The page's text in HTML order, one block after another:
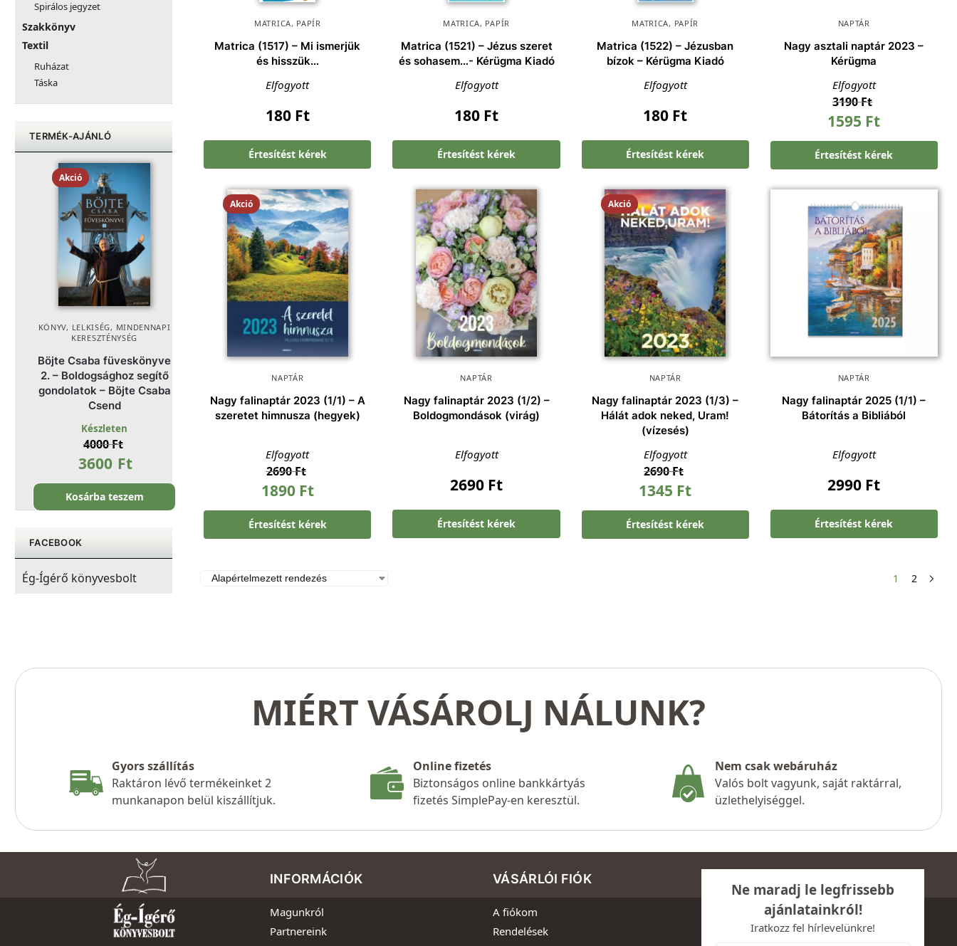
MATRICA, PAPÍR
Matrica (1517) – Mi ismerjük
és hisszük…
Elfogyott
180 Ft
Értesítést kérek
MATRICA, PAPÍR
Matrica (1521) – Jézus szeret
és sohasem…- Kérügma Kiadó
Elfogyott
180 Ft
Értesítést kérek
MATRICA, PAPÍR
Matrica (1522) – Jézusban
bízok – Kérügma Kiadó
Elfogyott
180 Ft
Értesítést kérek
NAPTÁR
Nagy asztali naptár 2023 –
Kérügma
Elfogyott
3190Ft
1595 Ft
Értesítést kérek
Akció
NAPTÁR
Nagy falinaptár 2023 (1/1) – A
szeretet himnusza (hegyek)
Elfogyott
2690Ft
1890 Ft
Értesítést kérek
NAPTÁR
Nagy falinaptár 2023 (1/2) –
Boldogmondások (virág)
Elfogyott
2690 Ft
Értesítést kérek
Akció
NAPTÁR
Nagy falinaptár 2023 (1/3) –
Hálát adok neked, Uram!
(vízesés)
Elfogyott
2690Ft
1345 Ft
Értesítést kérek
NAPTÁR
Nagy falinaptár 2025 (1/1) –
Bátorítás a Bibliából
Elfogyott
2990 Ft
Értesítést kérek
1 2
Spirálos jegyzet
Szakkönyv
Textil
Ruházat
Táska
TERMÉK-AJÁNLÓ
Akció
KÖNYV, LELKISÉG, MINDENNAPI
KERESZTÉNYSÉG
Böjte Csaba füveskönyve
2. – Boldogsághoz segítő
gondolatok – Böjte Csaba
Csend
Készleten
4000Ft
3600 Ft
Kosárba teszem
FACEBOOK
Ég-Ígérő könyvesbolt
MIÉRT VÁSÁROLJ NÁLUNK?
Gyors szállítás
Raktáron lévő termékeinket 2
munkanapon belül kiszállítjuk.
Online fizetés
Biztonságos online bankkártyás
fizetés SimplePay-en keresztül.
Nem csak webáruház
Valós bolt vagyunk, saját raktárral,
üzlethelyiséggel.
INFORMÁCIÓK
Magunkról
Partnereink
VÁSÁRLÓI FIÓK
A fiókom
Rendelések
Ne maradj le legfrissebb
ajánlatainkról!
Iratkozz fel hírlevelünkre!